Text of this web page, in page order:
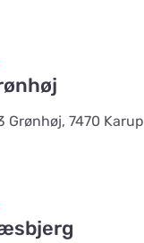
AB
19
11
Grønhøj, 7470 Karup